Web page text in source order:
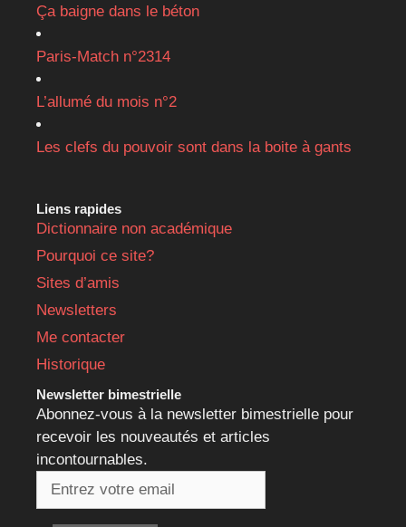
Ça baigne dans le béton
Paris-Match n°2314
L’allumé du mois n°2
Les clefs du pouvoir sont dans la boite à gants
Liens rapides
Dictionnaire non académique
Pourquoi ce site?
Sites d’amis
Newsletters
Me contacter
Historique
Newsletter bimestrielle
Abonnez-vous à la newsletter bimestrielle pour
recevoir les nouveautés et articles
incontournables.